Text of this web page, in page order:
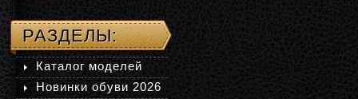
РАЗДЕЛЫ:
Каталог моделей
Новинки обуви 2026